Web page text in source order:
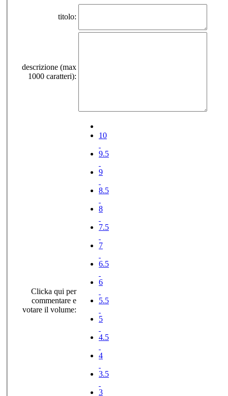
titolo:
descrizione (max
1000 caratteri):
Clicka qui per
commentare e
votare il volume:
10
9.5
9
8.5
8
7.5
7
6.5
6
5.5
5
4.5
4
3.5
3